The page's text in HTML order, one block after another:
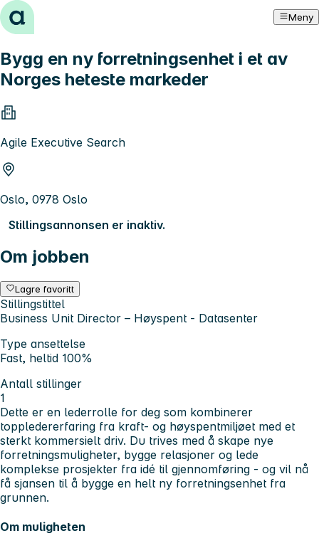
Hopp til innhold Meny
Bygg en ny forretningsenhet i et av
Norges heteste markeder
Agile Executive Search
Oslo, 0978 Oslo
Stillingsannonsen er inaktiv.
Om jobben
Lagre favoritt
Stillingstittel
Business Unit Director – Høyspent - Datasenter
Type ansettelse
Fast, heltid 100%
Antall stillinger
1
Dette er en lederrolle for deg som kombinerer
toppledererfaring fra kraft- og høyspentmiljøet med et
sterkt kommersielt driv. Du trives med å skape nye
forretningsmuligheter, bygge relasjoner og lede
komplekse prosjekter fra idé til gjennomføring - og vil nå
få sjansen til å bygge en helt ny forretningsenhet fra
grunnen.
Om muligheten